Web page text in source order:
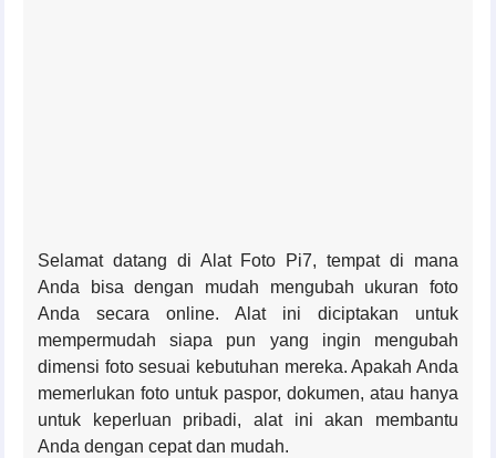
Selamat datang di Alat Foto Pi7, tempat di mana
Anda bisa dengan mudah mengubah ukuran foto
Anda secara online. Alat ini diciptakan untuk
mempermudah siapa pun yang ingin mengubah
dimensi foto sesuai kebutuhan mereka. Apakah Anda
memerlukan foto untuk paspor, dokumen, atau hanya
untuk keperluan pribadi, alat ini akan membantu
Anda dengan cepat dan mudah.